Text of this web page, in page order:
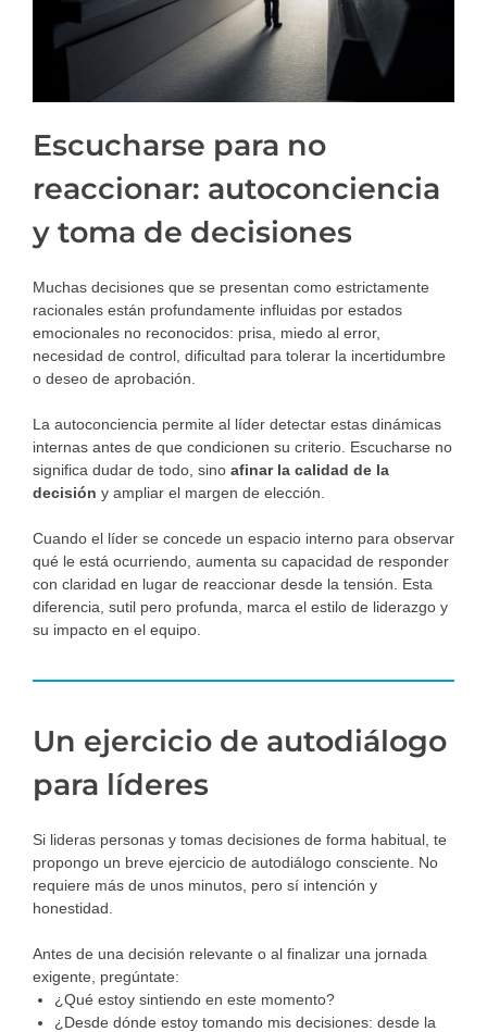
Escucharse para no
reaccionar: autoconciencia
y toma de decisiones
Muchas decisiones que se presentan como estrictamente
racionales están profundamente influidas por estados
emocionales no reconocidos: prisa, miedo al error,
necesidad de control, dificultad para tolerar la incertidumbre
o deseo de aprobación.
La autoconciencia permite al líder detectar estas dinámicas
internas antes de que condicionen su criterio. Escucharse no
significa dudar de todo, sino afinar la calidad de la
decisión y ampliar el margen de elección.
Cuando el líder se concede un espacio interno para observar
qué le está ocurriendo, aumenta su capacidad de responder
con claridad en lugar de reaccionar desde la tensión. Esta
diferencia, sutil pero profunda, marca el estilo de liderazgo y
su impacto en el equipo.
Un ejercicio de autodiálogo
para líderes
Si lideras personas y tomas decisiones de forma habitual, te
propongo un breve ejercicio de autodiálogo consciente. No
requiere más de unos minutos, pero sí intención y
honestidad.
Antes de una decisión relevante o al finalizar una jornada
exigente, pregúntate:
¿Qué estoy sintiendo en este momento?
¿Desde dónde estoy tomando mis decisiones: desde la